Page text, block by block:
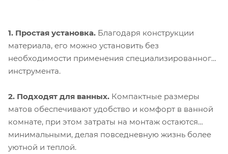
1. Простая установка. Благодаря конструкции
материала, его можно установить без
необходимости применения специализированного
инструмента.
2. Подходят для ванных. Компактные размеры
матов обеспечивают удобство и комфорт в ванной
комнате, при этом затраты на монтаж остаются
минимальными, делая повседневную жизнь более
уютной и теплой.